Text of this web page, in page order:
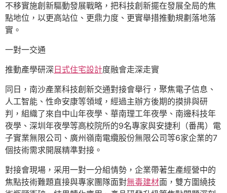
不移實施創新驅動發展戰略，把科技創新擺在發展全局的焦
點地位，以更高站位、更鼎力度、更實舉措推動規劃落地落
實。
一對一交通
推動產學研深 日式住宅設計度融會走深走實
同日，南沙產業科技創新交通對接會舉行，聚焦電子信息、
人工智能、性命安康等領域，經過主辦方後期的摸排與研
判，組織了來自中山年夜學、華南理工年夜學、南邊科技年
夜學、深圳年夜學等高校院所的9名專家與安捷利（番禺）電
子實業無限公司、廣州嶺南電纜股份無限公司等6家企業的7
個技術需求開展精準對接。
對接會現場，采用一對一分組情勢，企業帶著生產經營中的
焦點技術難題直接與專家團隊面對無毒建材面，雙方圍繞技